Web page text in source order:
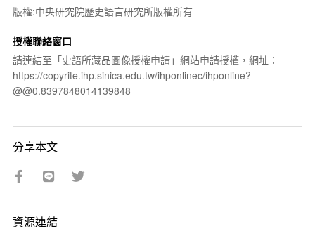
版權:中央研究院歷史語言研究所版權所有
授權聯絡窗口
請連結至「史語所藏品圖像授權申請」網站申請授權，網址：
https://copyrite.ihp.sinica.edu.tw/ihponlinec/ihponline?
@@0.8397848014139848
分享本文
資源連結